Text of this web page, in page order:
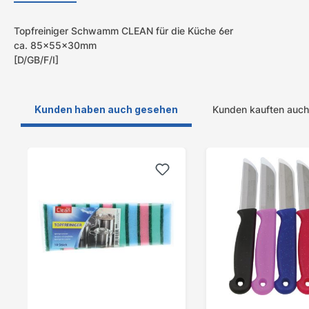
Topfreiniger Schwamm CLEAN für die Küche 6er
ca. 85x55x30mm
[D/GB/F/I]
Kunden haben auch gesehen Kunden kauften auch